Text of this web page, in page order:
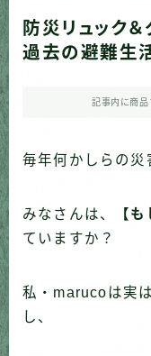
防災リュック
過去の避難生
記事内に商
毎年何かしらの災
みなさんは、 【
ていますか？
私・marucoは実
し、